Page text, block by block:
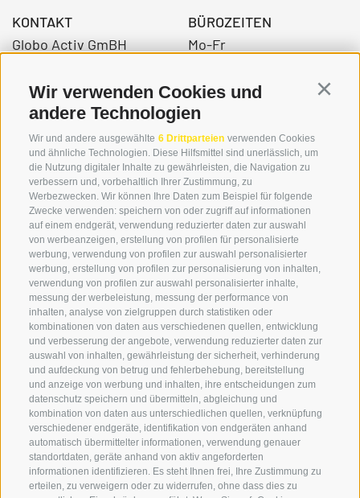
Wir verwenden Cookies und
andere Technologien
Wir und andere ausgewählte 6 Drittparteien verwenden Cookies
und ähnliche Technologien. Diese Hilfsmittel sind unerlässlich, um
die Nutzung digitaler Inhalte zu gewährleisten, die Navigation zu
verbessern und, vorbehaltlich Ihrer Zustimmung, zu
Werbezwecken. Wir können Ihre Daten zum Beispiel für folgende
Zwecke verwenden: speichern von oder zugriff auf informationen
auf einem endgerät, verwendung reduzierter daten zur auswahl
von werbeanzeigen, erstellung von profilen für personalisierte
werbung, verwendung von profilen zur auswahl personalisierter
werbung, erstellung von profilen zur personalisierung von inhalten,
verwendung von profilen zur auswahl personalisierter inhalte,
messung der werbeleistung, messung der performance von
inhalten, analyse von zielgruppen durch statistiken oder
kombinationen von daten aus verschiedenen quellen, entwicklung
und verbesserung der angebote, verwendung reduzierter daten zur
auswahl von inhalten, gewährleistung der sicherheit, verhinderung
und aufdeckung von betrug und fehlerbehebung, bereitstellung
und anzeige von werbung und inhalten, ihre entscheidungen zum
datenschutz speichern und übermitteln, abgleichung und
kombination von daten aus unterschiedlichen quellen, verknüpfung
verschiedener endgeräte, identifikation von endgeräten anhand
automatisch übermittelter informationen, verwendung genauer
standortdaten, geräte anhand von aktiv angeforderten
informationen identifizieren. Es steht Ihnen frei, Ihre Zustimmung zu
erteilen, zu verweigern oder zu widerrufen, ohne dass dies zu
KONTAKT
Globo Activ GmBH
39034 Toblach
+39 0474 976139
info@globoalpin.com
BÜROZEITEN
Mo-Fr
14.00 – 17:00 Uhr
SERVICE
Kontakt
Wetter & Lawinen
FAQ & AGB
Schwierigkeitseinteilung
Reisetaschen & Dry Bag
Newsletter
Leihausrüstung
Login
Bezahlung
Partner
Pauschalreiserichtlinie
ON TOUR
Wir
Winterprogramm
Sommerprogramm